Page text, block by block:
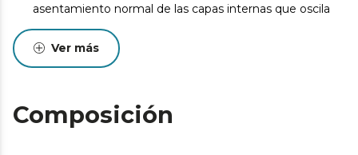
asentamiento normal de las capas internas que oscila
entre +0/-2 o -3 (norma UNE-EN 1334:1996). Esta
circunstancia, totalmente normal, no da derecho a
reparación o compensación.
acabado. Estas variaciones son normales y no afectan a
la calidad ni a la utilidad del artículo.
Ver más
Composición